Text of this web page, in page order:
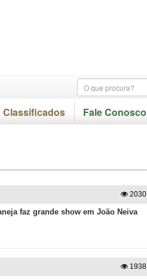
Classificados Fale Conosco
2030
faz grande show em João Neiva
1938